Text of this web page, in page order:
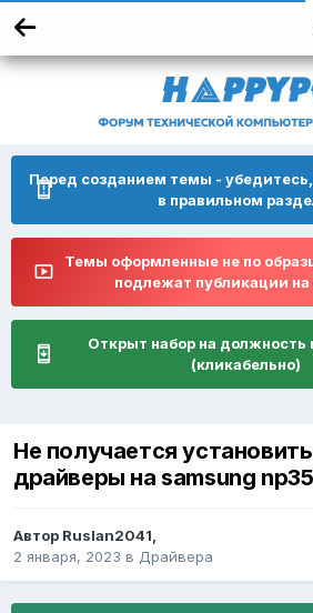
Перед созданием темы -
в правильном
Темы оформленные не по
подлежат публикации
Открыт набор на должность
(кликабельно)
Не получается
драйверы на samsung
Автор Ruslan2041,
2 января, 2023 в Драйвера